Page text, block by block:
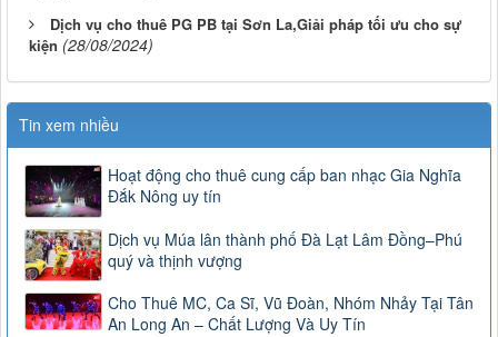
Dịch vụ cho thuê PG PB tại Sơn La,Giải pháp tối ưu cho sự
kiện (28/08/2024)
Tin xem nhiều
Hoạt động cho thuê cung cấp ban nhạc Gia Nghĩa
Đắk Nông uy tín
Dịch vụ Múa lân thành phố Đà Lạt Lâm Đồng–Phú
quý và thịnh vượng
Cho Thuê MC, Ca Sĩ, Vũ Đoàn, Nhóm Nhảy Tại Tân
An Long An – Chất Lượng Và Uy Tín